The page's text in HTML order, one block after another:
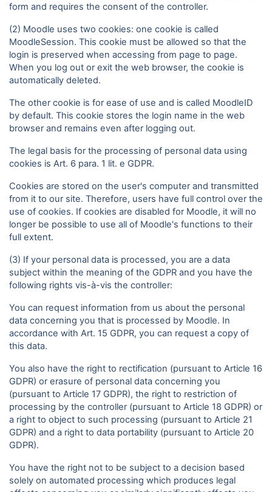
form and requires the consent of the controller.
(2) Moodle uses two cookies: one cookie is called
MoodleSession. This cookie must be allowed so that the
login is preserved when accessing from page to page.
When you log out or exit the web browser, the cookie is
automatically deleted.
The other cookie is for ease of use and is called MoodleID
by default. This cookie stores the login name in the web
browser and remains even after logging out.
The legal basis for the processing of personal data using
cookies is Art. 6 para. 1 lit. e GDPR.
Cookies are stored on the user's computer and transmitted
from it to our site. Therefore, users have full control over the
use of cookies. If cookies are disabled for Moodle, it will no
longer be possible to use all of Moodle's functions to their
full extent.
(3) If your personal data is processed, you are a data
subject within the meaning of the GDPR and you have the
following rights vis-à-vis the controller:
You can request information from us about the personal
data concerning you that is processed by Moodle. In
accordance with Art. 15 GDPR, you can request a copy of
this data.
You also have the right to rectification (pursuant to Article 16
GDPR) or erasure of personal data concerning you
(pursuant to Article 17 GDPR), the right to restriction of
processing by the controller (pursuant to Article 18 GDPR) or
a right to object to such processing (pursuant to Article 21
GDPR) and a right to data portability (pursuant to Article 20
GDPR).
You have the right not to be subject to a decision based
solely on automated processing which produces legal